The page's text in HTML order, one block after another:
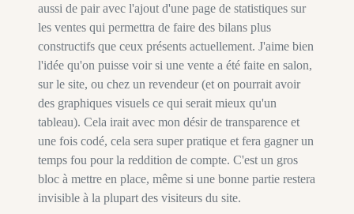
aussi de pair avec l'ajout d'une page de statistiques sur
les ventes qui permettra de faire des bilans plus
constructifs que ceux présents actuellement. J'aime bien
l'idée qu'on puisse voir si une vente a été faite en salon,
sur le site, ou chez un revendeur (et on pourrait avoir
des graphiques visuels ce qui serait mieux qu'un
tableau). Cela irait avec mon désir de transparence et
une fois codé, cela sera super pratique et fera gagner un
temps fou pour la reddition de compte. C'est un gros
bloc à mettre en place, même si une bonne partie restera
invisible à la plupart des visiteurs du site.